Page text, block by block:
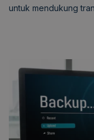
untuk mendukung